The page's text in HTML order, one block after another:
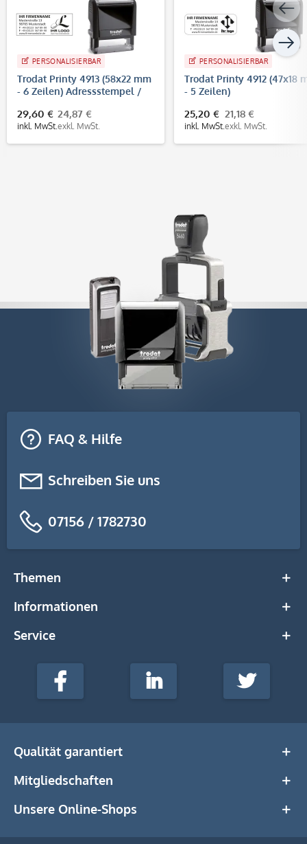
PERSONALISIERBAR
Trodat Printy 4913 (58x22 mm
- 6 Zeilen) Adressstempel /
29,60 €
inkl. MwSt.
24,87 €
exkl. MwSt.
PERSONALISIERBAR
Trodat Printy 4912 (47x18
- 5 Zeilen)
25,20 €
inkl. MwSt.
21,18 €
exkl. MwSt.
FAQ & Hilfe
Schreiben Sie uns
07156 / 1782730
Themen
Informationen
Service
stempel-
Media
Facebook LinkedIn Twitter
Qualität garantiert
Mitgliedschaften
Unsere Online-Shops